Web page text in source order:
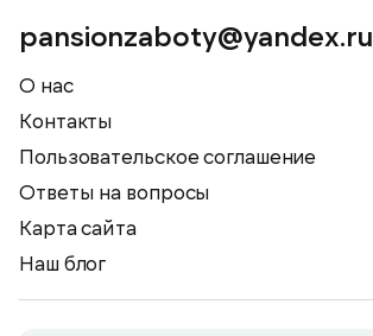
pansionzaboty@yandex.ru
О нас
Контакты
Пользовательское соглашение
Ответы на вопросы
Карта сайта
Наш блог